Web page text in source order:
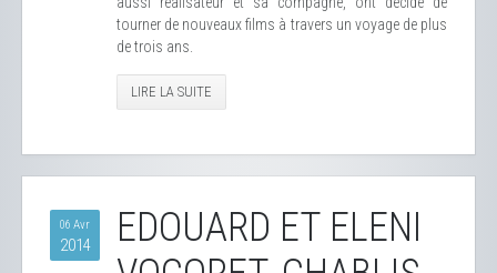
tourner de nouveaux films à travers un voyage de plus
de trois ans.
LIRE LA SUITE
06 Avr
2014
EDOUARD ET ELENI